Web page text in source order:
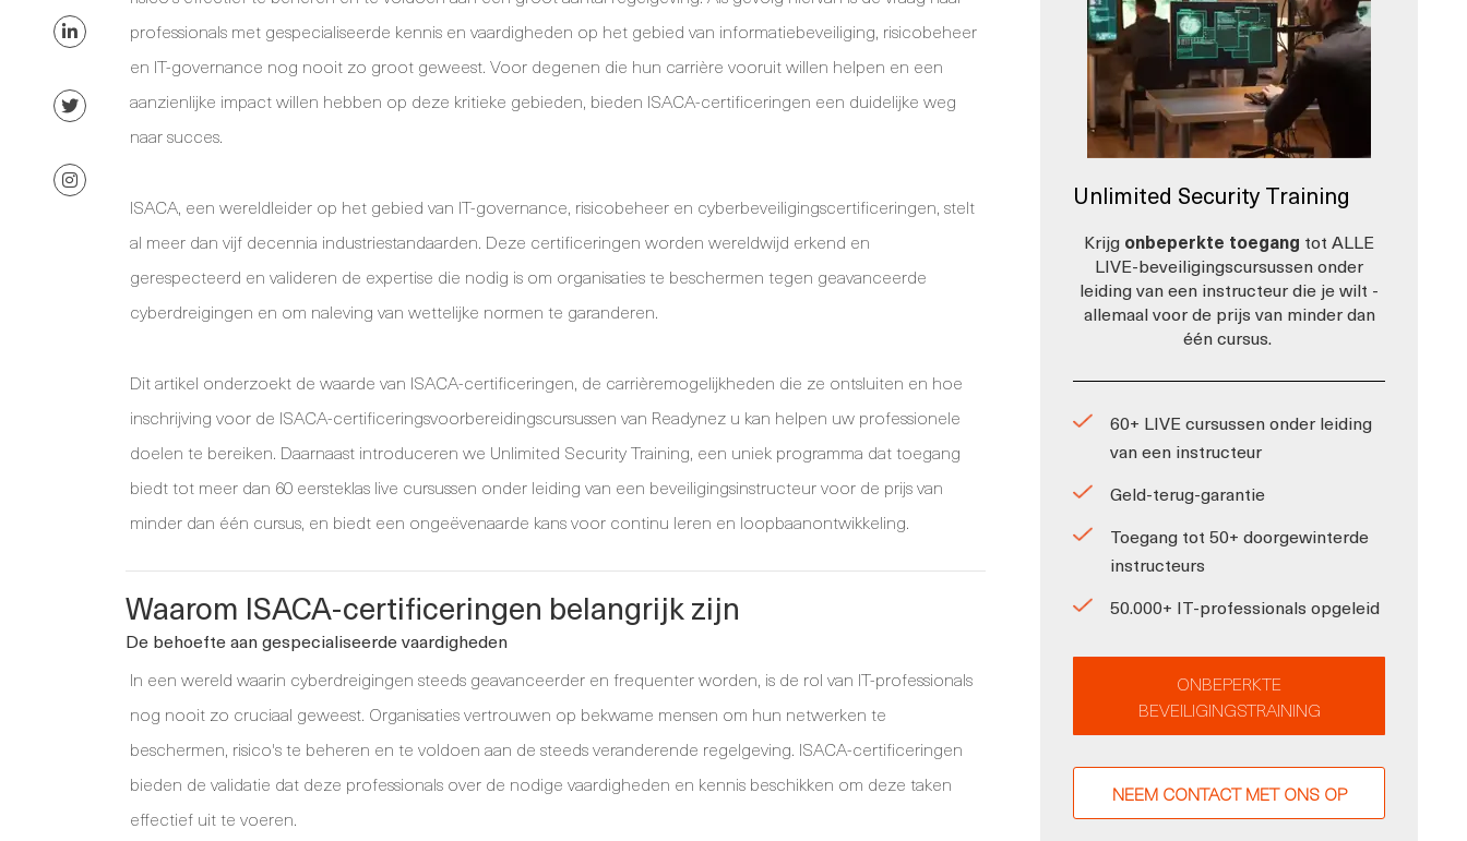
professionals met gespecialiseerde kennis en vaardigheden op het gebied van informatiebeveiliging, risicobeheer
en IT-governance nog nooit zo groot geweest. Voor degenen die hun carrière vooruit willen helpen en een
aanzienlijke impact willen hebben op deze kritieke gebieden, bieden ISACA-certificeringen een duidelijke weg
naar succes.
ISACA, een wereldleider op het gebied van IT-governance, risicobeheer en cyberbeveiligingscertificeringen, stelt
al meer dan vijf decennia industriestandaarden. Deze certificeringen worden wereldwijd erkend en
gerespecteerd en valideren de expertise die nodig is om organisaties te beschermen tegen geavanceerde
cyberdreigingen en om naleving van wettelijke normen te garanderen.
Dit artikel onderzoekt de waarde van ISACA-certificeringen, de carrièremogelijkheden die ze ontsluiten en hoe
inschrijving voor de ISACA-certificeringsvoorbereidingscursussen van Readynez u kan helpen uw professionele
doelen te bereiken. Daarnaast introduceren we Unlimited Security Training, een uniek programma dat toegang
biedt tot meer dan 60 eersteklas live cursussen onder leiding van een beveiligingsinstructeur voor de prijs van
minder dan één cursus, en biedt een ongeëvenaarde kans voor continu leren en loopbaanontwikkeling.
Waarom ISACA-certificeringen belangrijk zijn
De behoefte aan gespecialiseerde vaardigheden
In een wereld waarin cyberdreigingen steeds geavanceerder en frequenter worden, is de rol van IT-professionals
nog nooit zo cruciaal geweest. Organisaties vertrouwen op bekwame mensen om hun netwerken te
beschermen, risico's te beheren en te voldoen aan de steeds veranderende regelgeving. ISACA-certificeringen
bieden de validatie dat deze professionals over de nodige vaardigheden en kennis beschikken om deze taken
effectief uit te voeren.
Unlimited Security Training
Krijg onbeperkte toegang tot ALLE
LIVE-beveiligingscursussen onder
leiding van een instructeur die je wilt -
allemaal voor de prijs van minder dan
één cursus.
60+ LIVE cursussen onder leiding
van een instructeur
Geld-terug-garantie
Toegang tot 50+ doorgewinterde
instructeurs
50.000+ IT-professionals opgeleid
ONBEPERKTE
BEVEILIGINGSTRAINING
NEEM CONTACT MET ONS OP